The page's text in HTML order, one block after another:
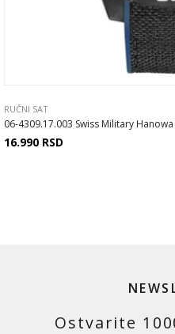
RUČNI SAT
06-4309.17.003 Swiss Military Hanowa
16.990 RSD
Ostvarite